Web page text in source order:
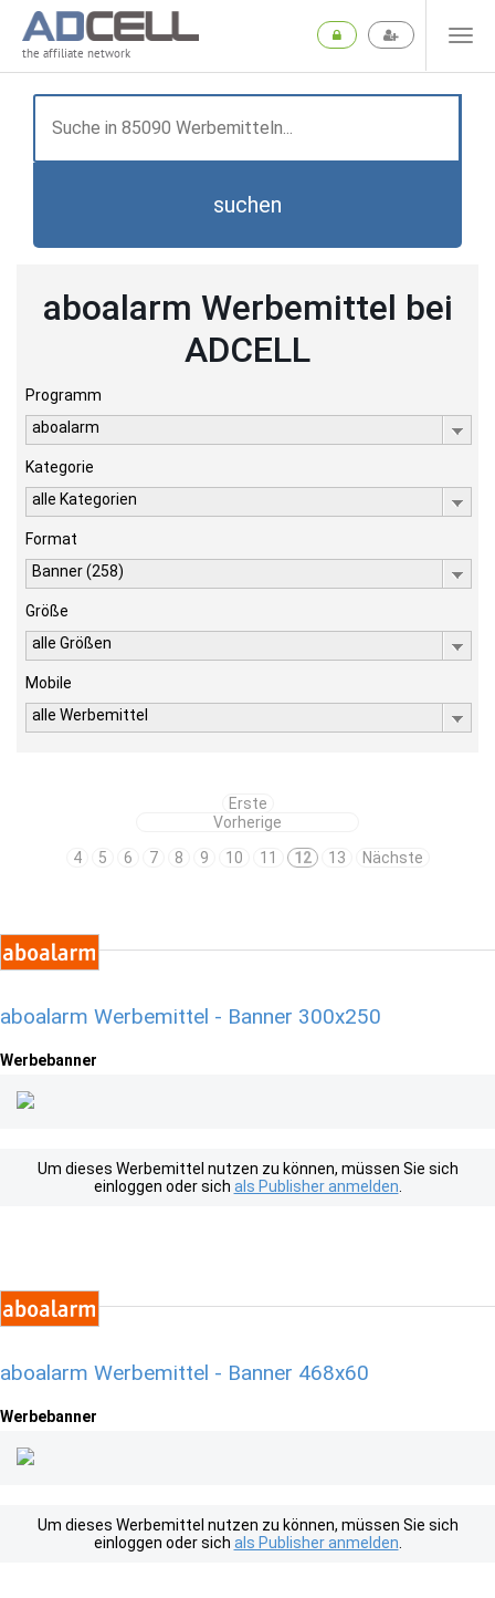
the affiliate network
suchen
aboalarm Werbemittel bei
ADCELL
Programm
aboalarm
Kategorie
alle Kategorien
Format
Banner (258)
Größe
alle Größen
Mobile
alle Werbemittel
Erste
Vorherige
4
5 6 7 8 9 10 11 12 13 Nächste
aboalarm Werbemittel - Banner 300x250
Werbebanner
Um dieses Werbemittel nutzen zu können, müssen Sie sich
einloggen oder sich als Publisher anmelden
aboalarm Werbemittel - Banner 468x60
Werbebanner
Um dieses Werbemittel nutzen zu können, müssen Sie sich
einloggen oder sich als Publisher anmelden